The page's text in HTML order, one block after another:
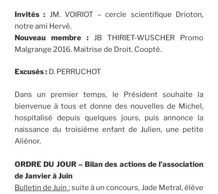
Invités : JM. VOIRIOT – cercle scientifique Drioton,
notre ami Hervé.
Nouveau membre : JB THIRIET-WUSCHER Promo
Malgrange 2016. Maitrise de Droit. Coopté.
Excusés : D. PERRUCHOT
Dans un premier temps, le Président souhaite la
bienvenue à tous et donne des nouvelles de Michel,
hospitalisé depuis quelques jours, puis annonce la
naissance du troisième enfant de Julien, une petite
Aliénor.
ORDRE DU JOUR – Bilan des actions de l’association
de Janvier à Juin
Bulletin de Juin :suite à un concours, Jade Metral, élève